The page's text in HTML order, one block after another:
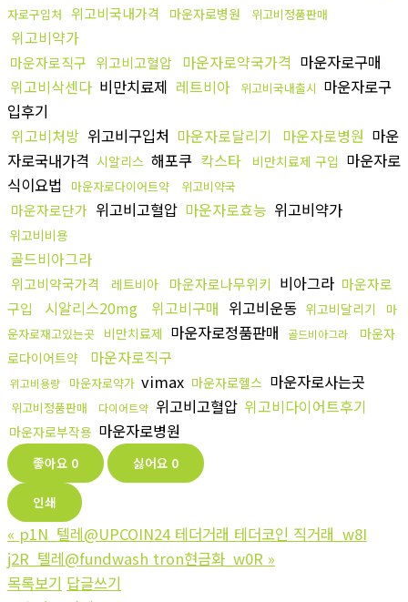
자로구입처
위고비국내가격 마운자로병원 위고비정품판매
위고비약가
마운자로직구 위고비고혈압 마운자로약국가격 마운자로구매
위고비삭센다 비만치료제 레트비아 위고비국내출시 마운자로구
입후기
위고비처방 위고비구입처 마운자로달리기 마운자로병원 마운
자로국내가격 시알리스 해포쿠 칵스타 비만치료제 구입 마운자로
식이요법
마운자로다이어트약 위고비약국
마운자로단가 위고비고혈압 마운자로효능 위고비약가
위고비비용
골드비아그라
위고비약국가격 레트비아 마운자로나무위키 비아그라 마운자로
구입
시알리스20mg 위고비구매 위고비운동 위고비달리기
마
운자로재고있는곳 비만치료제 마운자로정품판매 골드비아그라
마운자
로다이어트약
마운자로직구
위고비용량 마운자로약가 vimax 마운자로헬스 마운자로사는곳
위고비정품판매 다이어트약 위고비고혈압 위고비다이어트후기
마운자로부작용 마운자로병원
좋아요 0 싫어요 0
인쇄
« p1N_텔레@UPCOIN24 테더거래 테더코인 직거래_w8I
j2R_텔레@fundwash tron현금화_w0R »
목록보기 답글쓰기